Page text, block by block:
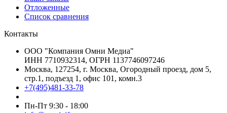
Отложенные
Список сравнения
Контакты
ООО "Компания Омни Медиа"
ИНН 7710932314, ОГРН 1137746097246
Москва, 127254, г. Москва, Огородный проезд, дом 5,
стр.1, подъезд 1, офис 101, комн.3
+7(495)481-33-78
Пн-Пт 9:30 - 18:00